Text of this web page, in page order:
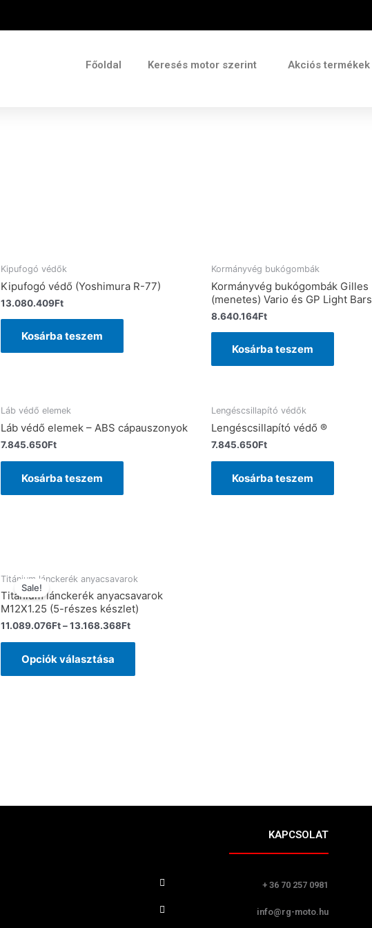
Főoldal Keresés motor szerint Akciós termékek
Kipufogó védők
Kipufogó védő (Yoshimura R-77)
13.080.409Ft
Kosárba teszem
Kormányvég bukógombák
Kormányvég bukógombák Gilles
(menetes) Vario és GP Light Bars
8.640.164Ft
Kosárba teszem
Láb védő elemek
Láb védő elemek – ABS cápauszonyok
7.845.650Ft
Kosárba teszem
Lengéscsillapító védők
Lengéscsillapító védő ®
7.845.650Ft
Kosárba teszem
Sale!
Titánium lánckerék anyacsavarok
Titánium lánckerék anyacsavarok
M12X1.25 (5-részes készlet)
11.089.076Ft–13.168.368Ft
Opciók választása
KAPCSOLAT
+ 36 70 257 0981
info@rg-moto.hu